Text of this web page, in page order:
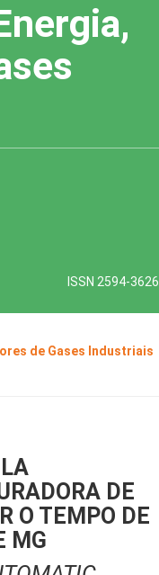
ISSN 2594-3626
de Gases Industriais
DE
O TEMPO DE
MG